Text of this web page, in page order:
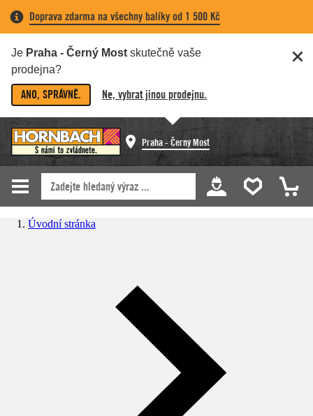
Doprava zdarma na všechny balíky od 1 500 Kč
Je Praha - Černý Most skutečně vaše
prodejna?
ANO, SPRÁVNĚ. Ne, vybrat jinou prodejnu.
Praha - Černý Most
Úvodní stránka